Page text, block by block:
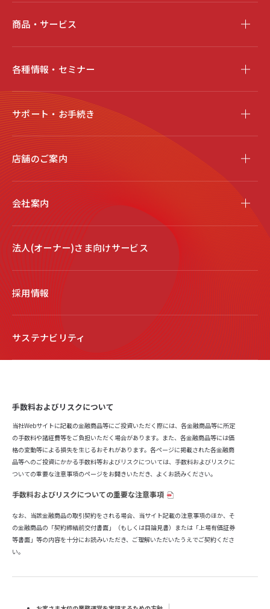
商品・サービス
各種情報・セミナー
サポート・お手続き
店舗のご案内
会社案内
法人(オーナー)さま向けサービス
採用情報
サステナビリティ
手数料およびリスクについて
当社Webサイトに記載の金融商品等にご投資いただく際には、各金融商品等に所定
の手数料や諸経費等をご負担いただく場合があります。また、各金融商品等には価
格の変動等による損失を生じるおそれがあります。各ページに掲載された各金融商
品等へのご投資にかかる手数料等およびリスクについては、手数料およびリスクに
ついての重要な注意事項のページをお開きいただき、よくお読みください。
手数料およびリスクについての重要な注意事項
なお、当該金融商品の取引契約をされる場合、当サイト記載の注意事項のほか、そ
の金融商品の「契約締結前交付書面」（もしくは目論見書）または「上場有価証券
等書面」等の内容を十分にお読みいただき、ご理解いただいたうえでご契約くださ
い。